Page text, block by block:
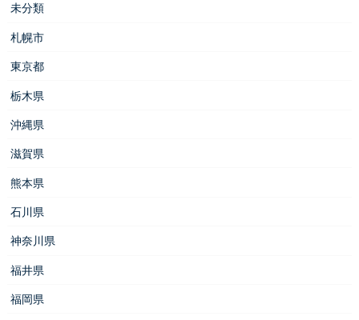
未分類
札幌市
東京都
栃木県
沖縄県
滋賀県
熊本県
石川県
神奈川県
福井県
福岡県